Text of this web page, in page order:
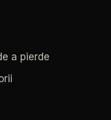
a pierde